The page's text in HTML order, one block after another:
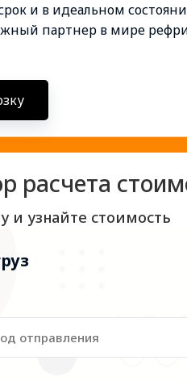
и в идеальном
партнер в мире
расчета
и узнайте стоимость